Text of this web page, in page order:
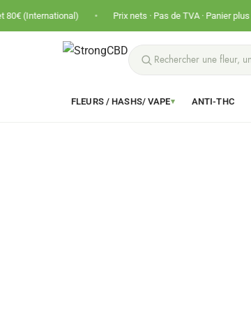
• Prix nets · Pas de TVA · Panier plus gros ! •
FLEURS / HASHS/ VAPE▾ ANTI-THC